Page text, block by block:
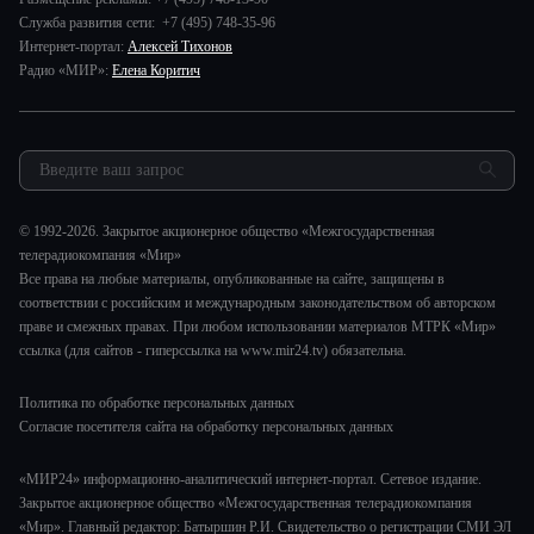
Наука и технологии
Здоровье и медицина
Культура
Шоу-бизнес
Сад и огород
Игра в кино. Мультфильмы
Исторический детектив
МИР. Мнение
Мировое соглашение
Обману.НЕТ
Предварительный диагноз
Пять причин поехать в...
Пресса о нас
Карьера
Результаты СОУТ
Служба развития сети: +7 (495) 748-35-96
Интернет-портал: Алексей Тихонов
Радио «МИР»: Елена Коритич
© 1992-2026. Закрытое акционерное общество «Межгосударственная
телерадиокомпания «Мир»
Все права на любые материалы, опубликованные на сайте, защищены в
соответствии с российским и международным законодательством об авторском
праве и смежных правах. При любом использовании материалов МТРК «Мир»
ссылка (для сайтов - гиперссылка на www.mir24.tv) обязательна.
Политика по обработке персональных данных
Согласие посетителя сайта на обработку персональных данных
«МИР24» информационно-аналитический интернет-портал. Сетевое издание.
Закрытое акционерное общество «Межгосударственная телерадиокомпания
«Мир». Главный редактор: Батыршин Р.И. Свидетельство о регистрации СМИ ЭЛ